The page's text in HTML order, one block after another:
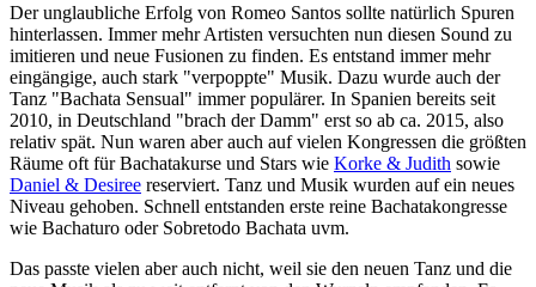
Der unglaubliche Erfolg von Romeo Santos sollte natürlich Spuren
hinterlassen. Immer mehr Artisten versuchten nun diesen Sound zu
imitieren und neue Fusionen zu finden. Es entstand immer mehr
eingängige, auch stark "verpoppte" Musik. Dazu wurde auch der
Tanz "Bachata Sensual" immer populärer. In Spanien bereits seit
2010, in Deutschland "brach der Damm" erst so ab ca. 2015, also
relativ spät. Nun waren aber auch auf vielen Kongressen die größten
Räume oft für Bachatakurse und Stars wie Korke & Judith sowie
Daniel & Desiree reserviert. Tanz und Musik wurden auf ein neues
Niveau gehoben. Schnell entstanden erste reine Bachatakongresse
wie Bachaturo oder Sobretodo Bachata uvm.
Das passte vielen aber auch nicht, weil sie den neuen Tanz und die